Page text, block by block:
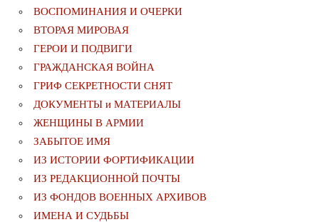
ВОСПОМИНАНИЯ И ОЧЕРКИ
ВТОРАЯ МИРОВАЯ
ГЕРОИ И ПОДВИГИ
ГРАЖДАНСКАЯ ВОЙНА
ГРИФ СЕКРЕТНОСТИ СНЯТ
ДОКУМЕНТЫ и МАТЕРИАЛЫ
ЖЕНЩИНЫ В АРМИИ
ЗАБЫТОЕ ИМЯ
ИЗ ИСТОРИИ ФОРТИФИКАЦИИ
ИЗ РЕДАКЦИОННОЙ ПОЧТЫ
ИЗ ФОНДОВ ВОЕННЫХ АРХИВОВ
ИМЕНА И СУДЬБЫ